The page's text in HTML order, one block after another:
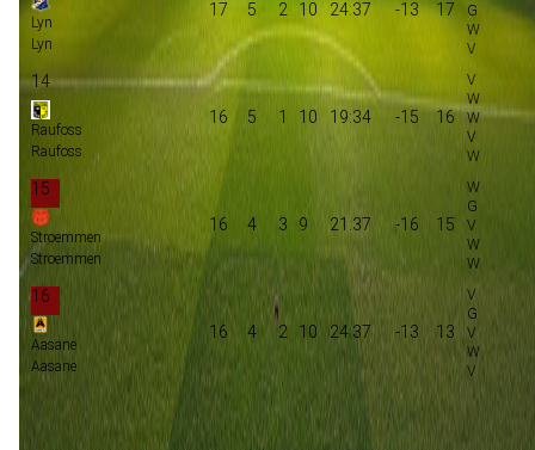
Lyn
Lyn
17 5 2 10 24:37 -13 17
14
Raufoss
Raufoss
16 5 1 10 19:34 -15 16
15
Stroemmen
Stroemmen
16 4 3 9 21:37 -16 15
16
Aasane
Aasane
16 4 2 10 24:37 -13 13